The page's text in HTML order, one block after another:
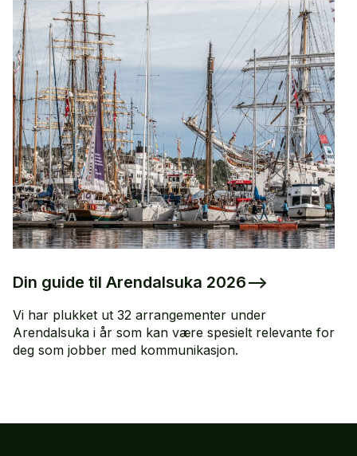
Din guide til Arendalsuka 2026–>
Vi har plukket ut 32 arrangementer under
Arendalsuka i år som kan være spesielt relevante for
deg som jobber med kommunikasjon.